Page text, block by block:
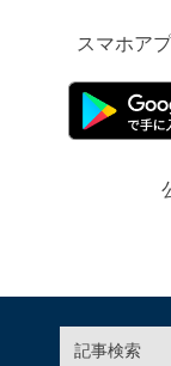
スマホア
記事検索